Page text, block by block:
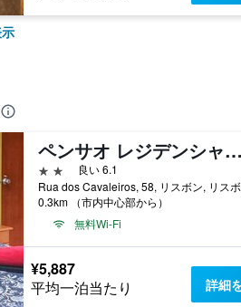
ペンサオ レジデンシャルフロル ド カバレイロス
2つ星
良い 6.1
0.3km （市内中心部から）
無料Wi-Fi
¥5,887
平均一泊当たり 詳細